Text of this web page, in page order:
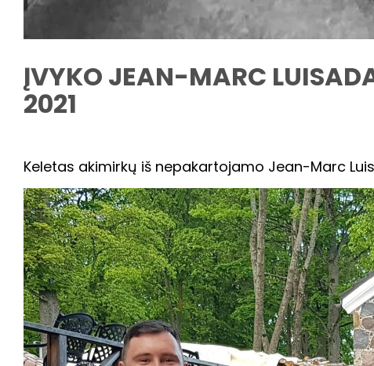
ĮVYKO JEAN-MARC
2021
Keletas akimirkų iš nepakartojamo Jean-Marc